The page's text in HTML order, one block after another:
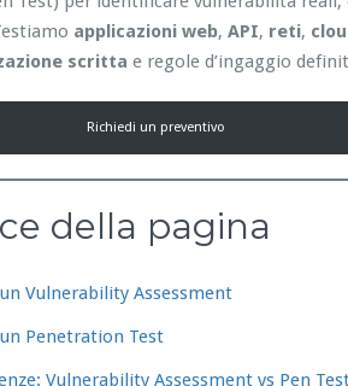
applicazioni web, API, reti,
scritta e regole d’ingaggio
Richiedi un preventivo
della pagina
un Vulnerability Assessment
un Penetration Test
Vulnerability Assessment vs Pen